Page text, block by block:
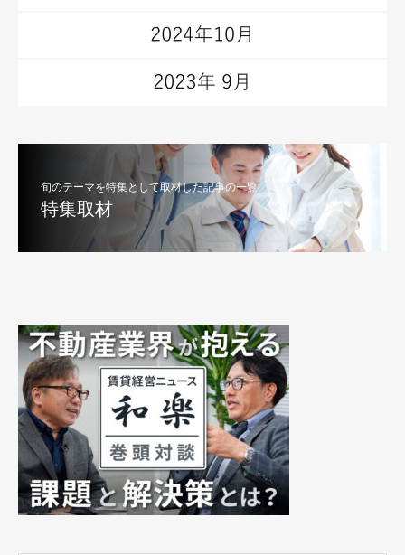
旬のテーマを特集として取材した記事の一覧
特集取材